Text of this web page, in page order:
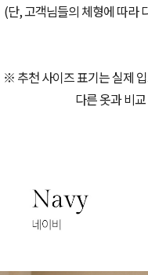
(단, 고객님들의 체형에 따라
※ 추천 사이즈 표기는 실제
다른 옷과 비